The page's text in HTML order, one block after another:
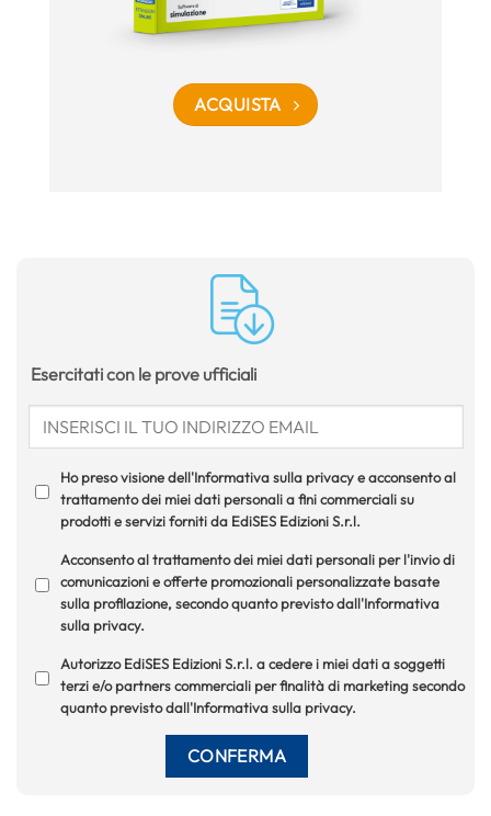
ACQUISTA
Esercitati con le prove ufficiali
Ho preso visione dell'Informativa sulla privacy e acconsento al
trattamento dei miei dati personali a fini commerciali su
prodotti e servizi forniti da EdiSES Edizioni S.r.l.
Acconsento al trattamento dei miei dati personali per l'invio di
comunicazioni e offerte promozionali personalizzate basate
sulla profilazione, secondo quanto previsto dall'Informativa
sulla privacy.
Autorizzo EdiSES Edizioni S.r.l. a cedere i miei dati a soggetti
terzi e/o partners commerciali per finalità di marketing secondo
quanto previsto dall'Informativa sulla privacy.